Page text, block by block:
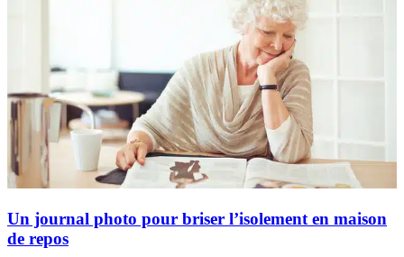
Un journal photo pour briser l’isolement en maison
de repos